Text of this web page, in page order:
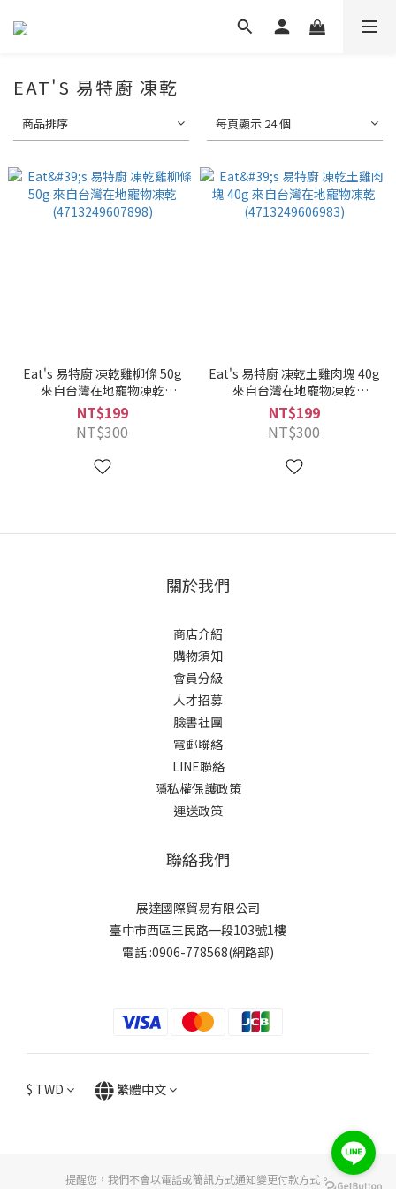
EAT'S 易特廚 凍乾
商品排序 每頁顯示 24 個
Eat's 易特廚 凍乾雞柳條 50g
來自台灣在地寵物凍乾
(4713249607898)
NT$199
NT$300
Eat's 易特廚 凍乾土雞肉塊 40g
來自台灣在地寵物凍乾
(4713249606983)
NT$199
NT$300
關於我們
商店介紹
購物須知
會員分級
人才招募
臉書社團
電郵聯絡
LINE聯絡
隱私權保護政策
運送政策
聯絡我們
展達國際貿易有限公司
臺中市西區三民路一段103號1樓
電話 :0906-778568(網路部)
$ TWD 繁體中文
提醒您，我們不會以電話或簡訊方式通知變更付款方式。